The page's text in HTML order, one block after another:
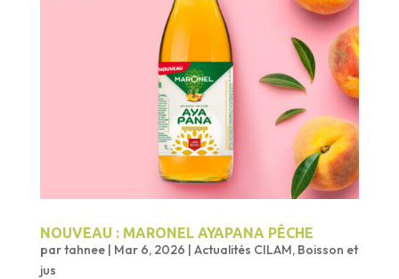
NOUVEAU : MARONEL AYAPANA PÊCHE
partahnee| Mar 6, 2026 | Actualités CILAM, Boisson et
jus